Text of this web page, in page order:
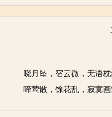
写水
写雪 地名 写山
高适
朱熹 贾岛 李清照
清代
近现代
晓月坠，宿云微，无语
啼莺散，馀花乱，寂寞